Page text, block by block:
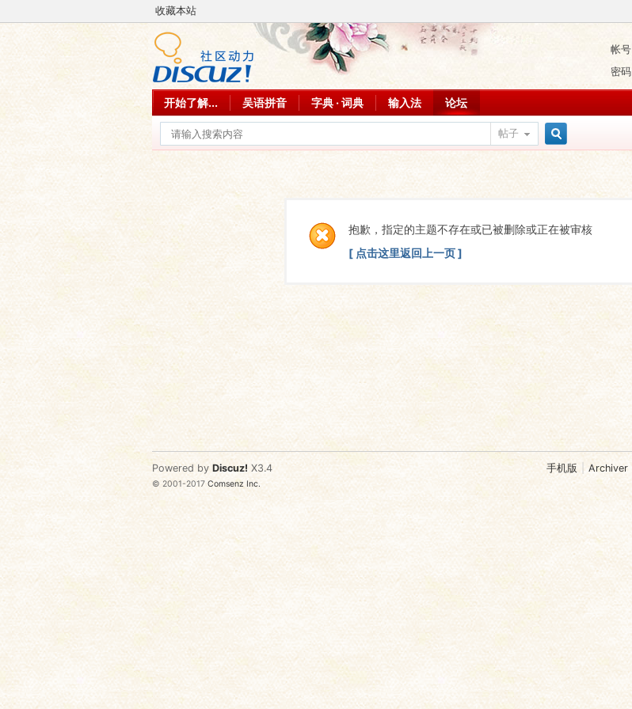
收藏本站
帐号
密码
开始了解... 吴语拼音 字典 · 词典 输入法 论坛
帖子
索
抱歉，指定的主题不存在或已被删除或正在被审核
[ 点击这里返回上一页 ]
手机版 Archiver
Powered by Discuz! X3.4
© 2001-2017 Comsenz Inc.